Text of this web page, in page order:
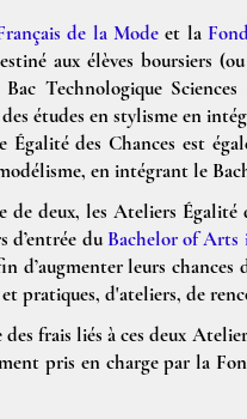
de la Mode et la
aux élèves boursiers
Technologique
études en stylisme en
Égalité des Chances est
en intégrant le
de deux, les Ateliers Égalité
d’entrée du Bachelor of Arts
d’augmenter leurs chances
pratiques, d'ateliers, de
des frais liés à ces deux
pris en charge par la